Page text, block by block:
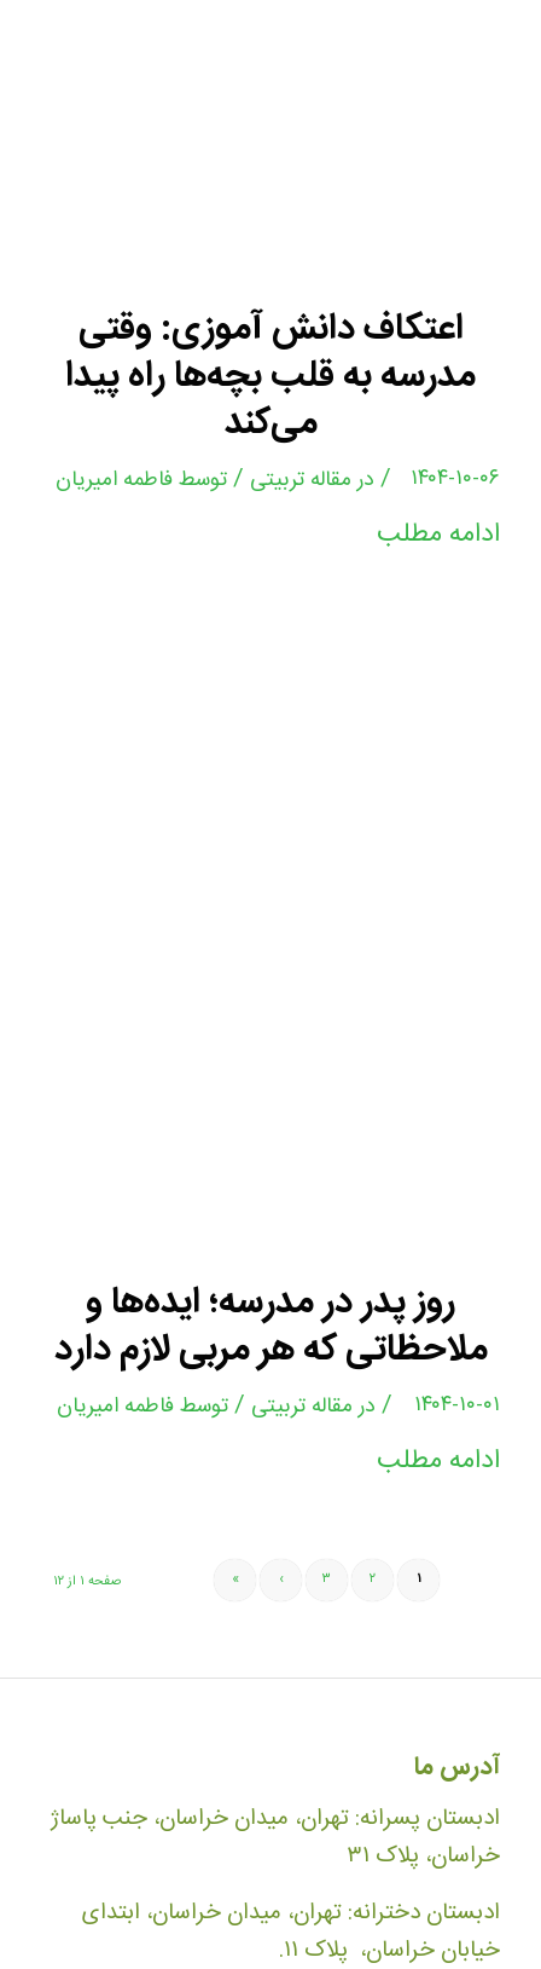
اعتکاف دانش‌ آموزی: وقتی
مدرسه به قلب بچه‌ها راه پیدا
می‌کند
۱۴۰۴-۱۰-۰۶ / درمقاله تربیتی /توسطفاطمه امیریان
ادامه مطلب
روز پدر در مدرسه؛ ایده‌ها و
ملاحظاتی که هر مربی لازم دارد
۱۴۰۴-۱۰-۰۱ / درمقاله تربیتی /توسطفاطمه امیریان
ادامه مطلب
صفحه ۱ از ۱۲ ۱ ۲ ۳ ›
»
آدرس ما
ادبستان پسرانه: تهران، میدان خراسان، جنب پاساژ
خراسان، پلاک ۳۱
ادبستان دخترانه: تهران، میدان خراسان، ابتدای
خیابان خراسان، پلاک ۱۱.